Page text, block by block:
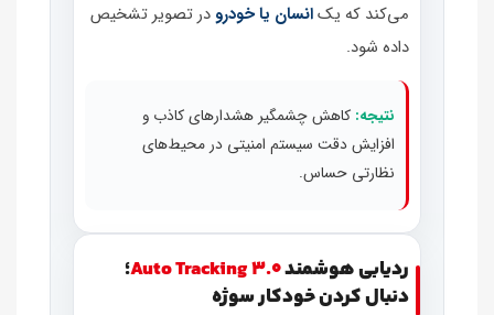
می‌کند که یکانسان یا خودرودر تصویر تشخیص
داده شود.
نتیجه: کاهش چشمگیر هشدارهای کاذب و
افزایش دقت سیستم امنیتی در محیط‌های
نظارتی حساس.
ردیابی هوشمندAuto Tracking 3.0؛
دنبال کردن خودکار سوژه